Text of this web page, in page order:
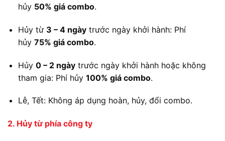
hủy 50% giá combo.
Hủy từ 3 – 4 ngàytrước ngày khởi hành: Phí
hủy 75% giá combo.
Hủy 0 – 2 ngàytrước ngày khởi hành hoặc không
tham gia: Phí hủy 100% giá combo.
Lễ, Tết: Không áp dụng hoàn, hủy, đổi combo.
2. Hủy từ phía công ty